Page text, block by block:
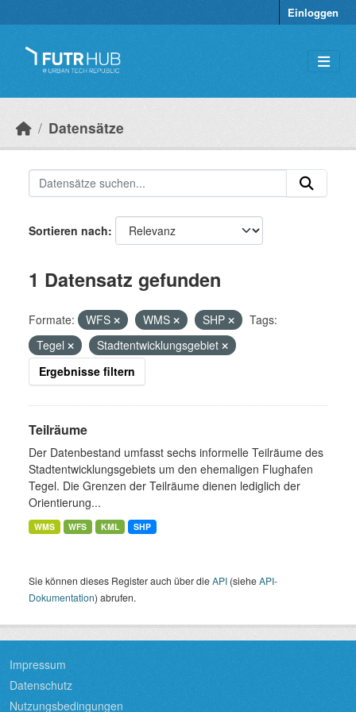
Einloggen
Datensätze
Sortieren nach
1 Datensatz gefunden
Formate: WFS WMS SHP
Tags:
Tegel
Stadtentwicklungsgebiet
Ergebnisse filtern
Teilräume
Der Datenbestand umfasst sechs informelle Teilräume des
Stadtentwicklungsgebiets um den ehemaligen Flughafen
Tegel. Die Grenzen der Teilräume dienen lediglich der
Orientierung...
WMS WFS KML SHP
Sie können dieses Register auch über dieAPI (sieheAPI-
Dokumentation) abrufen.
Impressum
Datenschutz
Nutzungsbedingungen